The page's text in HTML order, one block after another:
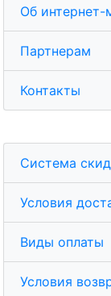
Об интернет-
Партнерам
Контакты
Система
Условия
Виды оплаты
Условия